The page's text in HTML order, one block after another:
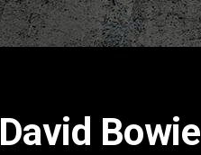
David Bowie